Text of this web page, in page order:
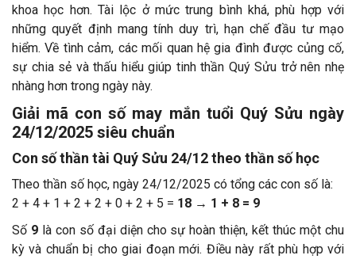
khoa học hơn. Tài lộc ở mức trung bình khá, phù hợp với
những quyết định mang tính duy trì, hạn chế đầu tư mạo
hiểm. Về tình cảm, các mối quan hệ gia đình được củng cố,
sự chia sẻ và thấu hiểu giúp tinh thần Quý Sửu trở nên nhẹ
nhàng hơn trong ngày này.
Giải mã con số may mắn tuổi Quý Sửu ngày
24/12/2025 siêu chuẩn
Con số thần tài Quý Sửu 24/12 theo thần số học
Theo thần số học, ngày 24/12/2025 có tổng các con số là:
2 + 4 + 1 + 2 + 2 + 0 + 2 + 5 = 18 → 1 + 8 = 9
Số 9là con số đại diện cho sự hoàn thiện, kết thúc một chu
kỳ và chuẩn bị cho giai đoạn mới. Điều này rất phù hợp với